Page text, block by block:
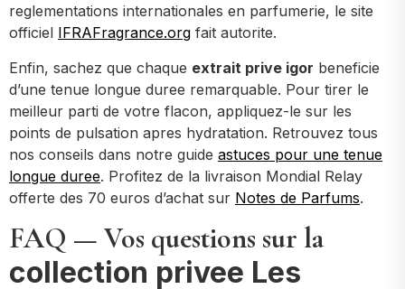
reglementations internationales en parfumerie, le site
officiel IFRAFragrance.org fait autorite.
Enfin, sachez que chaque extrait prive igor beneficie
d’une tenue longue duree remarquable. Pour tirer le
meilleur parti de votre flacon, appliquez-le sur les
points de pulsation apres hydratation. Retrouvez tous
nos conseils dans notre guide astuces pour une tenue
longue duree. Profitez de la livraison Mondial Relay
offerte des 70 euros d’achat sur Notes de Parfums.
FAQ — Vos questions sur la
collection privee Les